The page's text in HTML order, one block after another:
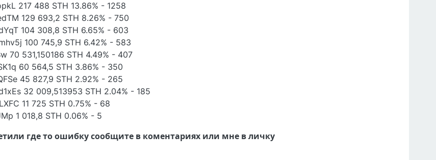
217 488 STH 13.86% - 1258
129 693,2 STH 8.26% - 750
104 308,8 STH 6.65% - 603
100 745,9 STH 6.42% - 583
70 531,150186 STH 4.49% - 407
60 564,5 STH 3.86% - 350
45 827,9 STH 2.92% - 265
32 009,513953 STH 2.04% - 185
11 725 STH 0.75% - 68
1 018,8 STH 0.06% - 5
где то ошибку сообщите в коментариях или мне в личку